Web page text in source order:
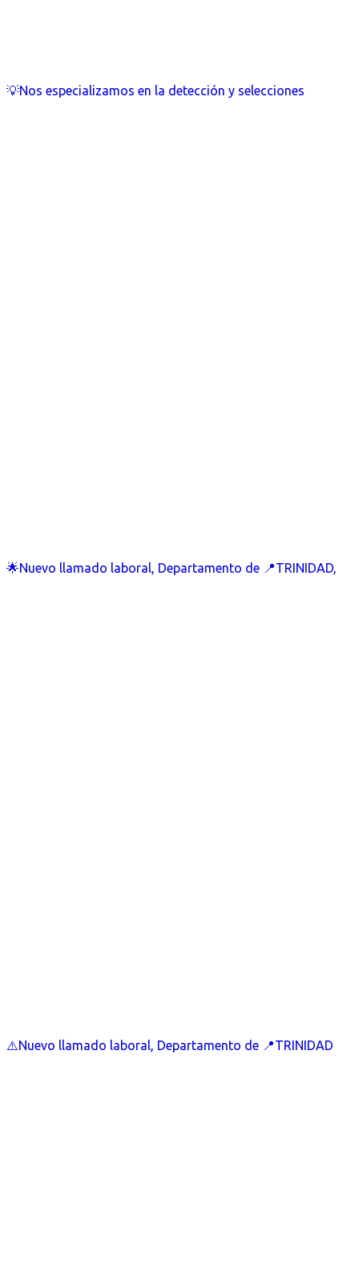
💡Nos especializamos en la detección y selecciones
🌟Nuevo llamado laboral, Departamento de 📍TRINIDAD,
⚠️Nuevo llamado laboral, Departamento de 📍TRINIDAD